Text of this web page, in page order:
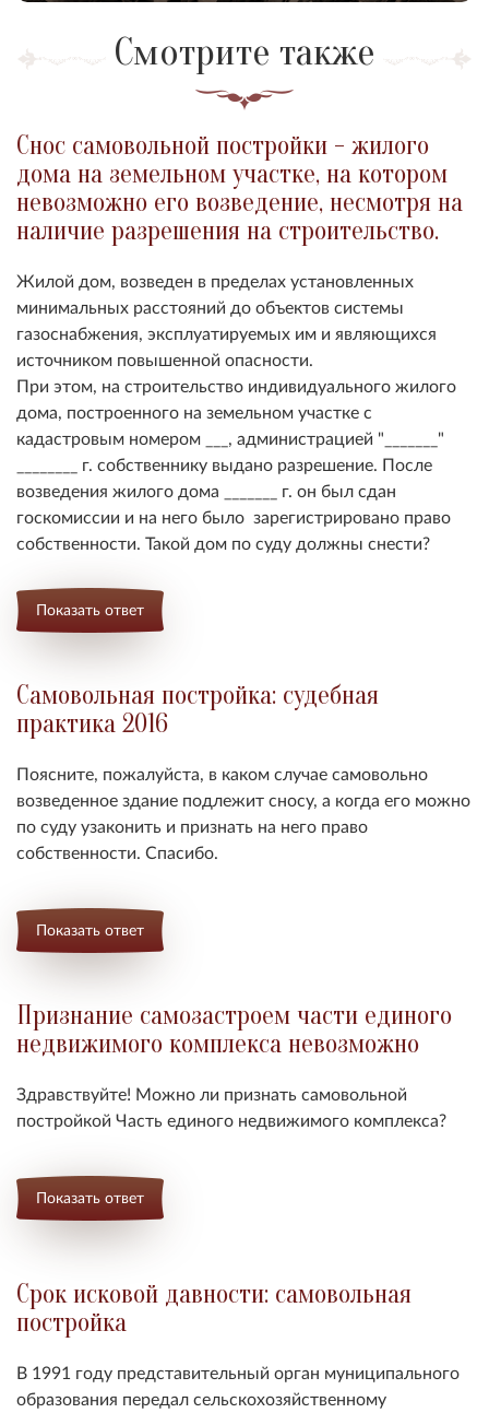
Смотрите также
Снос самовольной постройки - жилого
дома на земельном участке, на котором
невозможно его возведение, несмотря на
наличие разрешения на строительство.
Жилой дом, возведен в пределах установленных
минимальных расстояний до объектов системы
газоснабжения, эксплуатируемых им и являющихся
источником повышенной опасности.
При этом, на строительство индивидуального жилого
дома, построенного на земельном участке с
кадастровым номером ___, администрацией "_______"
________ г. собственнику выдано разрешение. После
возведения жилого дома _______ г. он был сдан
госкомиссии и на него было зарегистрировано право
собственности. Такой дом по суду должны снести?
Показать ответ
Самовольная постройка: судебная
практика 2016
Поясните, пожалуйста, в каком случае самовольно
возведенное здание подлежит сносу, а когда его можно
по суду узаконить и признать на него право
собственности. Спасибо.
Показать ответ
Признание самозастроем части единого
недвижимого комплекса невозможно
Здравствуйте! Можно ли признать самовольной
постройкой Часть единого недвижимого комплекса?
Показать ответ
Срок исковой давности: самовольная
постройка
В 1991 году представительный орган муниципального
образования передал сельскохозяйственному